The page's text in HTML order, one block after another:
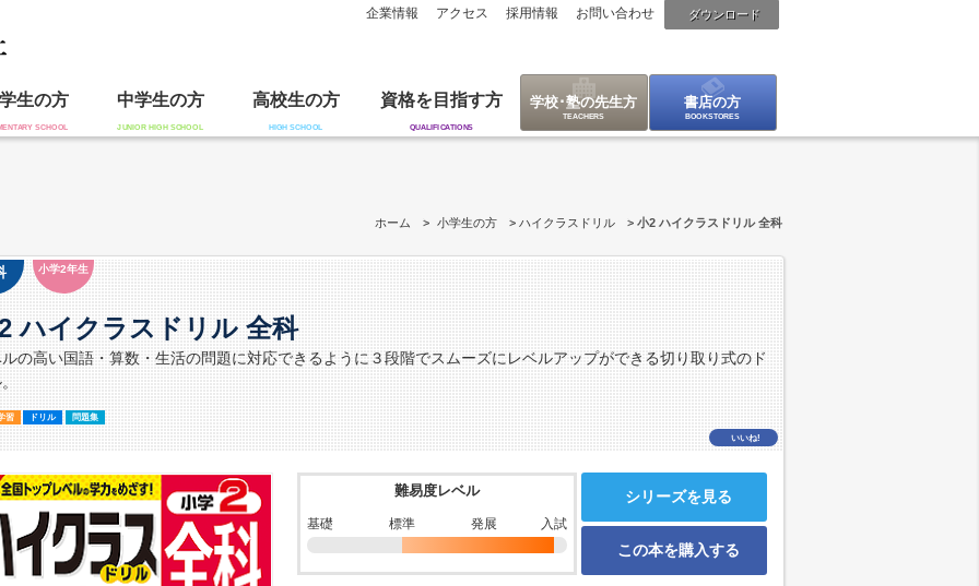
ダウンロード
企業情報 アクセス 採用情報 お問い合わせ
生の方 中学生の方 高校生の方 資格を目指す方 学校･塾の先生方 書店の方
ホーム 小学生の方 ハイクラスドリル 小2 ハイクラスドリル 全科
小学2年生
ハイクラスドリル 全科
の高い国語・算数・生活の問題に対応できるように３段階でスムーズにレベルアップができる切り取り式のド
習 ドリル 問題集
いいね!
難易度レベル
基礎 標準 発展 入試
シリーズを見る
この本を購入する